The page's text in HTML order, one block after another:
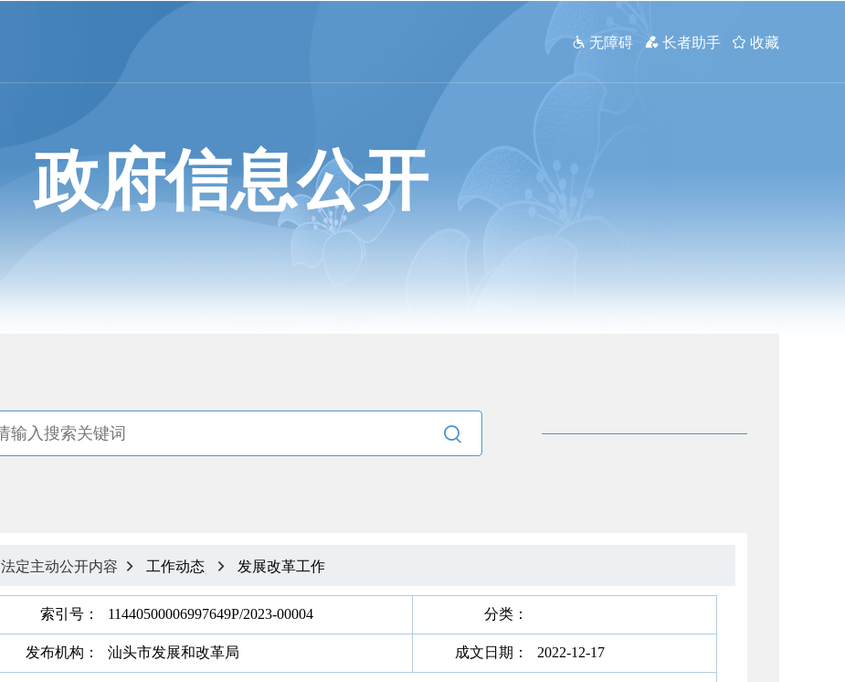
 无障碍  长者助手  收藏
政府信息公开

法定主动公开内容  工作动态  发展改革工作
索引号： 11440500006997649P/2023-00004 分类：
发布机构： 汕头市发展和改革局 成文日期： 2022-12-17